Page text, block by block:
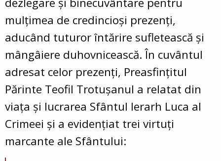
mulțimea de credincioși prezenți,
aducând tuturor întărire sufletească și
mângâiere duhovnicească. În cuvântul
adresat celor prezenți, Preasfințitul
Părinte Teofil Trotușanul a relatat din
viața și lucrarea Sfântul Ierarh Luca al
Crimeei și a evidențiat trei virtuți
marcante ale Sfântului: